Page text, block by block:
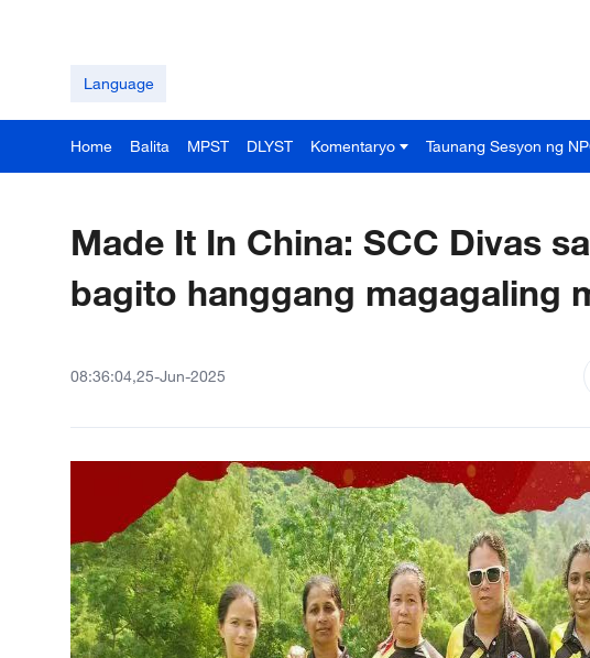
Language
Home Balita MPST DLYST Komentaryo Taunang Sesyon ng
Made It In China: SCC Divas
bagito hanggang magagaling
08:36:04,25-Jun-2025